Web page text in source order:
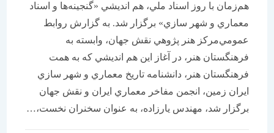
هم‌زمان با روز اسناد ملي، هم انديشي «گنجينه‌ها و اسناد
معماري و شهر سازي» برگزار شد. به گزارش روابط
عمومي‌مركز هنر پژوهي نقش جهان، وابسته به
فرهنگستان هنر، در آغاز اين هم انديشي كه به همت
فرهنگستان هنر، دانشنامه تاريخ معماري و شهر سازي
ايران زمين، انجمن مفاخر معماري ايران و نقش جهان
برگزار شد، مهندس يارزاده، به عنوان سخنران نخست،…